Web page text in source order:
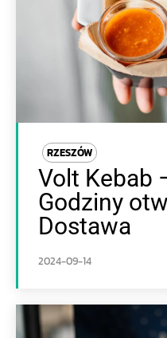
RZESZÓW
Volt Kebab
Godziny
Dostawa
2024-09-14